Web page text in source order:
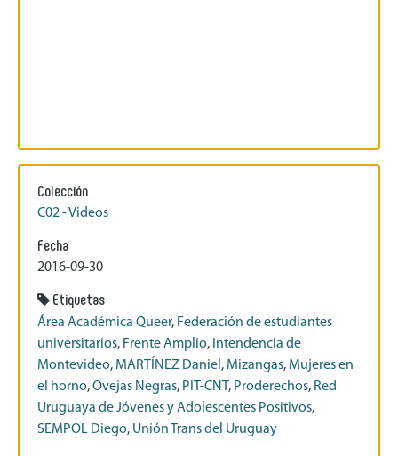
Colección
C02 - Videos
Fecha
2016-09-30
Etiquetas
Área Académica Queer, Federación de estudiantes
universitarios, Frente Amplio, Intendencia de
Montevideo, MARTÍNEZ Daniel , Mizangas, Mujeres en
el horno,Ovejas Negras, PIT-CNT, Proderechos, Red
Uruguaya de Jóvenes y Adolescentes Positivos,
SEMPOL Diego, Unión Trans del Uruguay